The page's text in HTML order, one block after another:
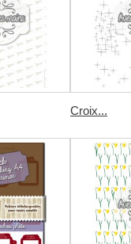
Croix...